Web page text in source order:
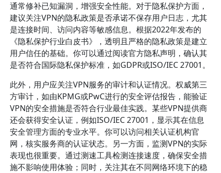
通常修补已知漏洞，增强安全性能。对于隐私保护方面，
建议关注VPN的隐私政策是否承诺不保存用户日志，尤其
是连接时间、访问内容等敏感信息。根据2022年发布的
《隐私保护行业白皮书》，透明且严格的隐私政策是建立
用户信任的基础。你可以通过阅读官方隐私声明，确认其
是否符合国际隐私保护标准，如GDPR或ISO/IEC 27001。
此外，用户应关注VPN服务的审计和认证情况。权威第三
方审计，如由KPMG或PwC进行的安全评估报告，能验证
VPN的安全措施是否符合行业最佳实践。某些VPN提供商
还会获得安全认证，例如ISO/IEC 27001，显示其在信息
安全管理方面的专业水平。你可以访问相关认证机构官
网，核实服务商的认证状态。另一方面，监测VPN的实际
表现也很重要。通过测速工具检测连接速度，确保安全措
施不影响使用体验；同时，关注其在不同网络环境下的稳